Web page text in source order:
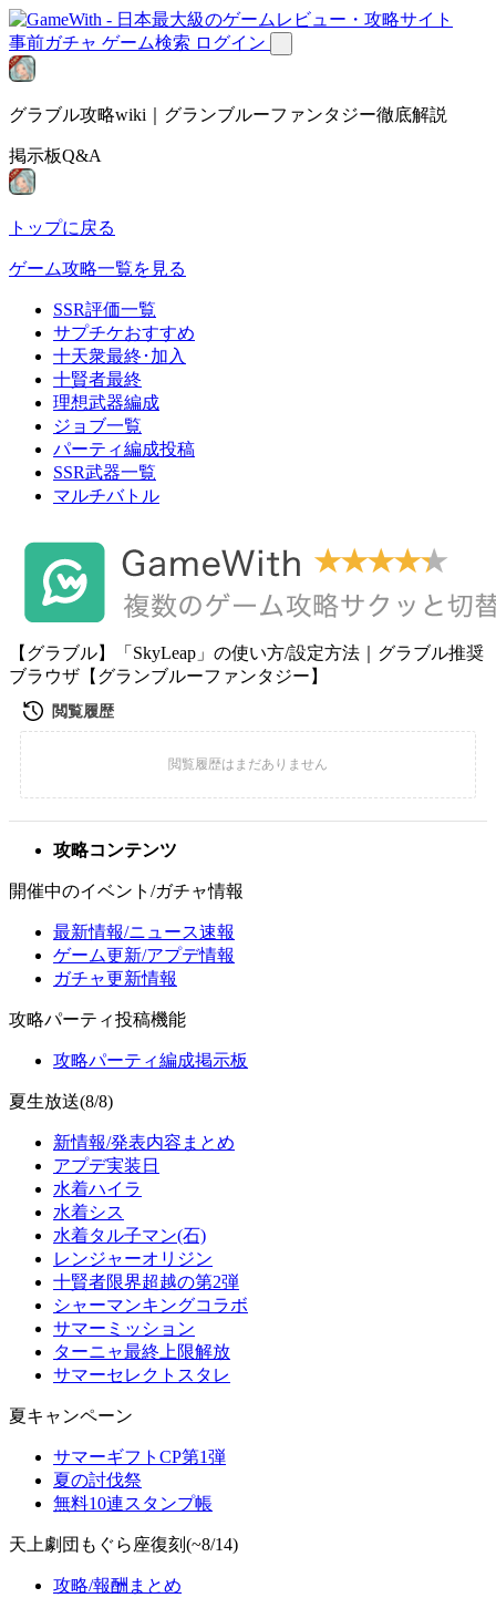
事前ガチャ ゲーム検索 ログイン
グラブル攻略wiki｜グランブルーファンタジー徹底解説
掲示板Q&A
トップに戻る
ゲーム攻略一覧を見る
SSR評価一覧
サプチケおすすめ
十天衆最終･加入
十賢者最終
理想武器編成
ジョブ一覧
パーティ編成投稿
SSR武器一覧
マルチバトル
【グラブル】「SkyLeap」の使い方/設定方法｜グラブル推奨
ブラウザ【グランブルーファンタジー】
攻略コンテンツ
開催中のイベント/ガチャ情報
最新情報/ニュース速報
ゲーム更新/アプデ情報
ガチャ更新情報
攻略パーティ投稿機能
攻略パーティ編成掲示板
夏生放送(8/8)
新情報/発表内容まとめ
アプデ実装日
水着ハイラ
水着シス
水着タル子マン(石)
レンジャーオリジン
十賢者限界超越の第2弾
シャーマンキングコラボ
サマーミッション
ターニャ最終上限解放
サマーセレクトスタレ
夏キャンペーン
サマーギフトCP第1弾
夏の討伐祭
無料10連スタンプ帳
天上劇団もぐら座復刻(~8/14)
攻略/報酬まとめ